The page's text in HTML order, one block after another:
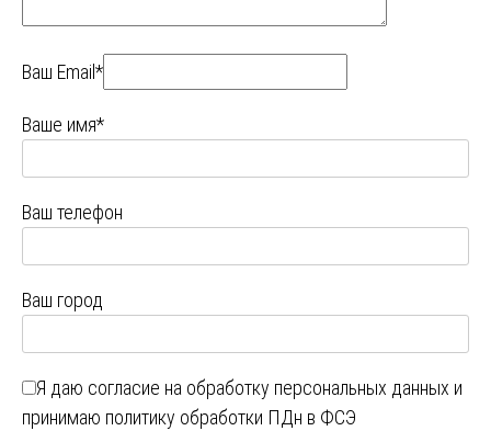
Ваш Email*
Ваше имя*
Ваш телефон
Ваш город
Я даю согласие на обработку персональных данных и
принимаю политику обработки ПДн в ФСЭ